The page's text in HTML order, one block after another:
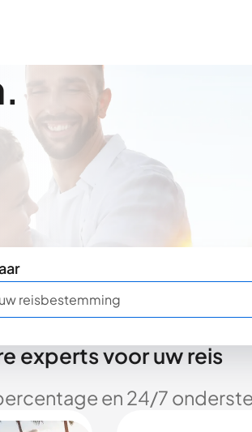
experts voor uw reis
en 24/7